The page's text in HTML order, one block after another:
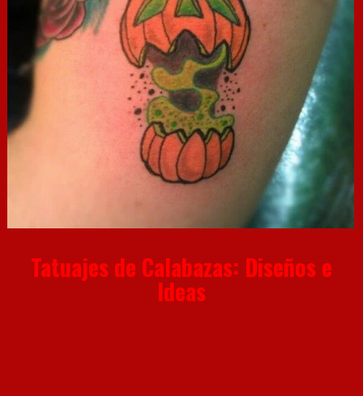
Tatuajes de Calabazas: Diseños e
Ideas